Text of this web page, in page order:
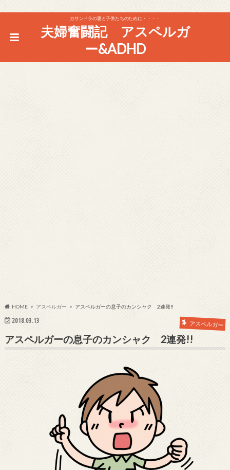
カサンドラの妻と子供たちのために・・・・
夫婦奮闘記 アスペルガ
ー&ADHD
HOME アスペルガー アスペルガーの息子のカンシャク 2連発!!
2018.03.13 アスペルガー
アスペルガーの息子のカンシャク 2連発!!